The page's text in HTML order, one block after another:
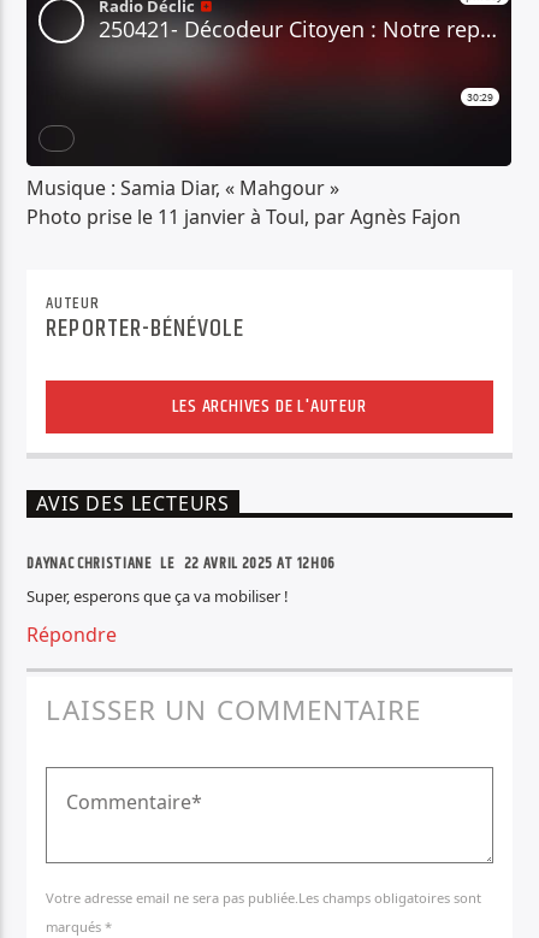
Musique : Samia Diar, « Mahgour »
Photo prise le 11 janvier à Toul, par Agnès Fajon
AUTEUR
REPORTER-BÉNÉVOLE
LES ARCHIVES DE L'AUTEUR
AVIS DES LECTEURS
DAYNAC CHRISTIANE LE 22 AVRIL 2025 AT 12H06
Super, esperons que ça va mobiliser !
Répondre
LAISSER UN COMMENTAIRE
Votre adresse email ne sera pas publiée.Les champs obligatoires sont
marqués *